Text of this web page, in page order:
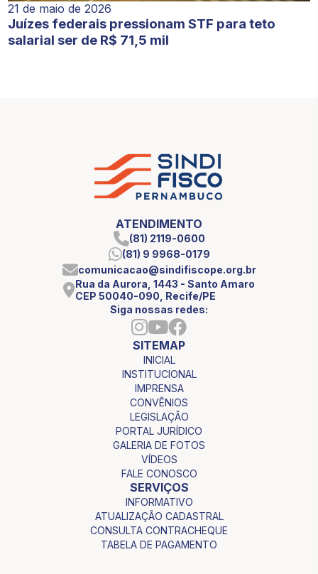
21 de maio de 2026
Juízes federais pressionam STF para teto
salarial ser de R$ 71,5 mil
ATENDIMENTO
(81) 2119-0600
(81) 9 9968-0179
comunicacao@sindifiscope.org.br
Rua da Aurora, 1443 - Santo Amaro
CEP 50040-090, Recife/PE
Siga nossas redes:
SITEMAP
INICIAL
INSTITUCIONAL
IMPRENSA
CONVÊNIOS
LEGISLAÇÃO
PORTAL JURÍDICO
GALERIA DE FOTOS
VÍDEOS
FALE CONOSCO
SERVIÇOS
INFORMATIVO
ATUALIZAÇÃO CADASTRAL
CONSULTA CONTRACHEQUE
TABELA DE PAGAMENTO